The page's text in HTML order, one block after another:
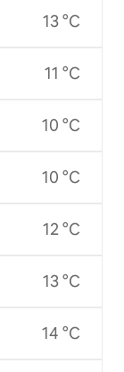
13 °C
11 °C
10 °C
10 °C
12 °C
13 °C
14 °C